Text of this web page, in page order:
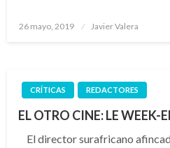
Publicado
26 mayo, 2019 Javier Valera
CRÍTICAS REDACTORES
EL OTRO CINE: LE WEEK-
El director surafricano